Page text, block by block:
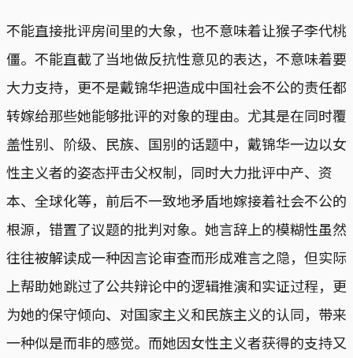
不能直接批评房间里的大象，也不意味着让猴子李代桃
僵。不能直截了当地做反抗性意见的表达，不意味着要
大力支持，更不是戴锦华把造成中国社会不公的责任都
转嫁给那些她能够批评的对象的理由。尤其是在同时覆
盖性别、阶级、民族、国别的话题中，戴锦华一边以女
性主义者的姿态抨击父权制，同时大力批评中产、资
本、全球化等，前后不一致地矛盾地嫁接着社会不公的
根源，错置了议题的批判对象。她言辞上的模糊性虽然
往往被解读成一种因言论审查而形成难言之隐，但实际
上帮助她跳过了公共辩论中的逻辑推演和实证过程，更
为她的保守倾向、对国家主义和民族主义的认同，带来
一种似是而非的感觉。而她因女性主义者获得的支持又